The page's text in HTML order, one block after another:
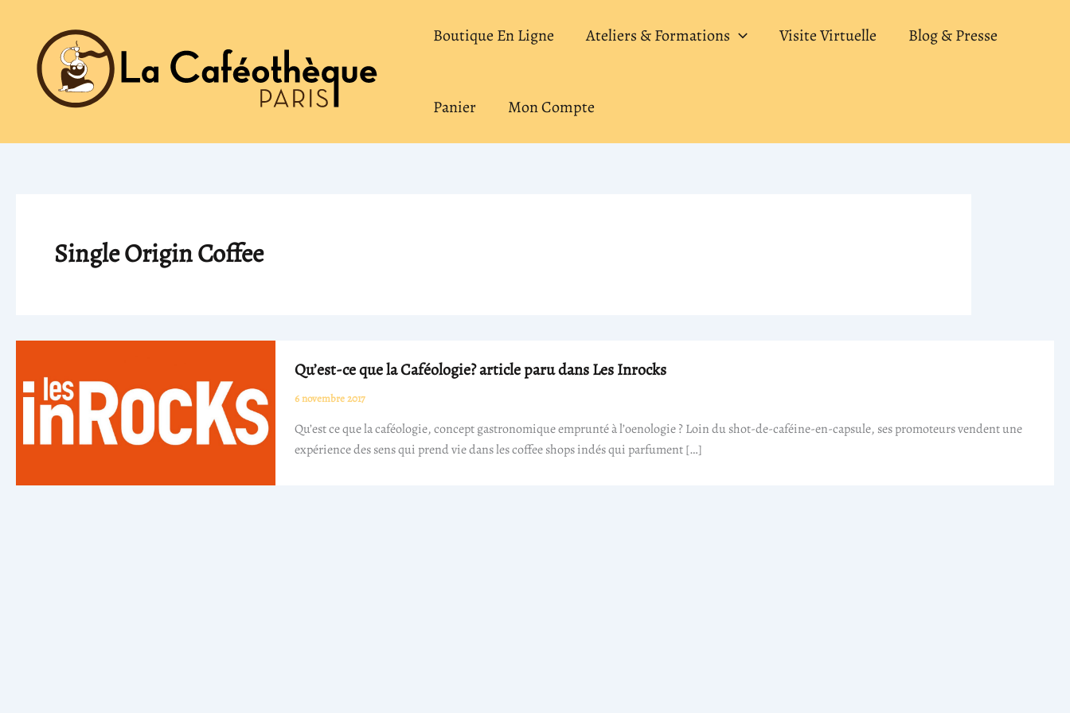
contenu
Boutique En Ligne Ateliers & Formations Visite Virtuelle Blog & Presse
Panier Mon Compte
Single Origin Coffee
Qu’est-ce que la Caféologie? article paru dans Les Inrocks
6 novembre 2017
Qu’est ce que la caféologie, concept gastronomique emprunté à l’oenologie ? Loin du shot-de-caféine-en-capsule, ses promoteurs vendent une
expérience des sens qui prend vie dans les coffee shops indés qui parfument […]